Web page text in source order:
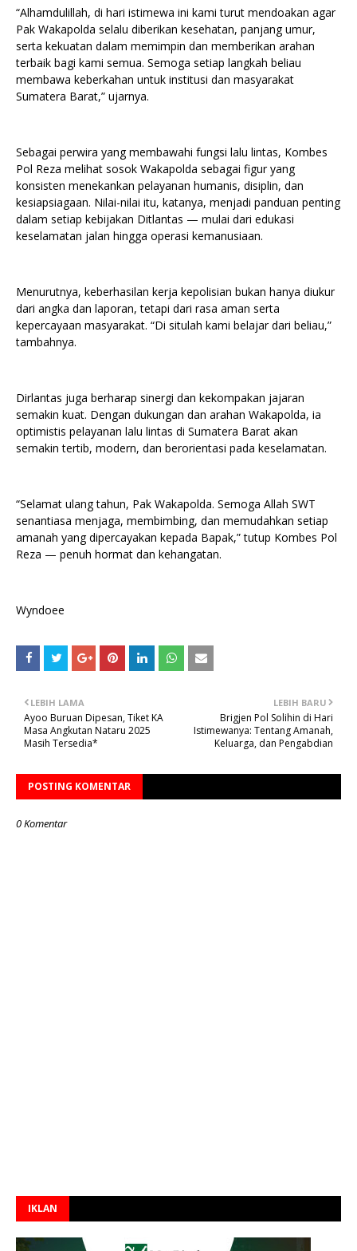
“Alhamdulillah, di hari istimewa ini kami turut mendoakan agar
Pak Wakapolda selalu diberikan kesehatan, panjang umur,
serta kekuatan dalam memimpin dan memberikan arahan
terbaik bagi kami semua. Semoga setiap langkah beliau
membawa keberkahan untuk institusi dan masyarakat
Sumatera Barat,” ujarnya.
Sebagai perwira yang membawahi fungsi lalu lintas, Kombes
Pol Reza melihat sosok Wakapolda sebagai figur yang
konsisten menekankan pelayanan humanis, disiplin, dan
kesiapsiagaan. Nilai-nilai itu, katanya, menjadi panduan penting
dalam setiap kebijakan Ditlantas — mulai dari edukasi
keselamatan jalan hingga operasi kemanusiaan.
Menurutnya, keberhasilan kerja kepolisian bukan hanya diukur
dari angka dan laporan, tetapi dari rasa aman serta
kepercayaan masyarakat. “Di situlah kami belajar dari beliau,”
tambahnya.
Dirlantas juga berharap sinergi dan kekompakan jajaran
semakin kuat. Dengan dukungan dan arahan Wakapolda, ia
optimistis pelayanan lalu lintas di Sumatera Barat akan
semakin tertib, modern, dan berorientasi pada keselamatan.
“Selamat ulang tahun, Pak Wakapolda. Semoga Allah SWT
senantiasa menjaga, membimbing, dan memudahkan setiap
amanah yang dipercayakan kepada Bapak,” tutup Kombes Pol
Reza — penuh hormat dan kehangatan.
Wyndoee
LEBIH BARU
Brigjen Pol Solihin di Hari
Istimewanya: Tentang Amanah,
Keluarga, dan Pengabdian
LEBIH LAMA
Ayoo Buruan Dipesan, Tiket KA
Masa Angkutan Nataru 2025
Masih Tersedia*
POSTING KOMENTAR
0 Komentar
IKLAN